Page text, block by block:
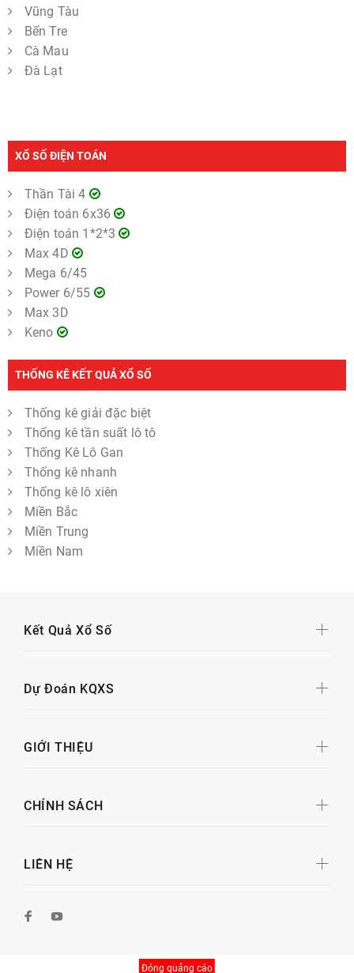
Vũng Tàu
Bến Tre
Cà Mau
Đà Lạt
XỔ SỐ ĐIỆN TOÁN
Thần Tài 4
Điện toán 6x36
Điện toán 1*2*3
Max 4D
Mega 6/45
Power 6/55
Max 3D
Keno
THỐNG KÊ KẾT QUẢ XỔ SỐ
Thống kê giải đặc biệt
Thống kê tần suất lô tô
Thống Kê Lô Gan
Thống kê nhanh
Thống kê lô xiên
Miền Bắc
Miền Trung
Miền Nam
Đóng quảng cáo
Kết Quả Xổ Số
Dự Đoán KQXS
GIỚI THIỆU
CHÍNH SÁCH
LIÊN HỆ